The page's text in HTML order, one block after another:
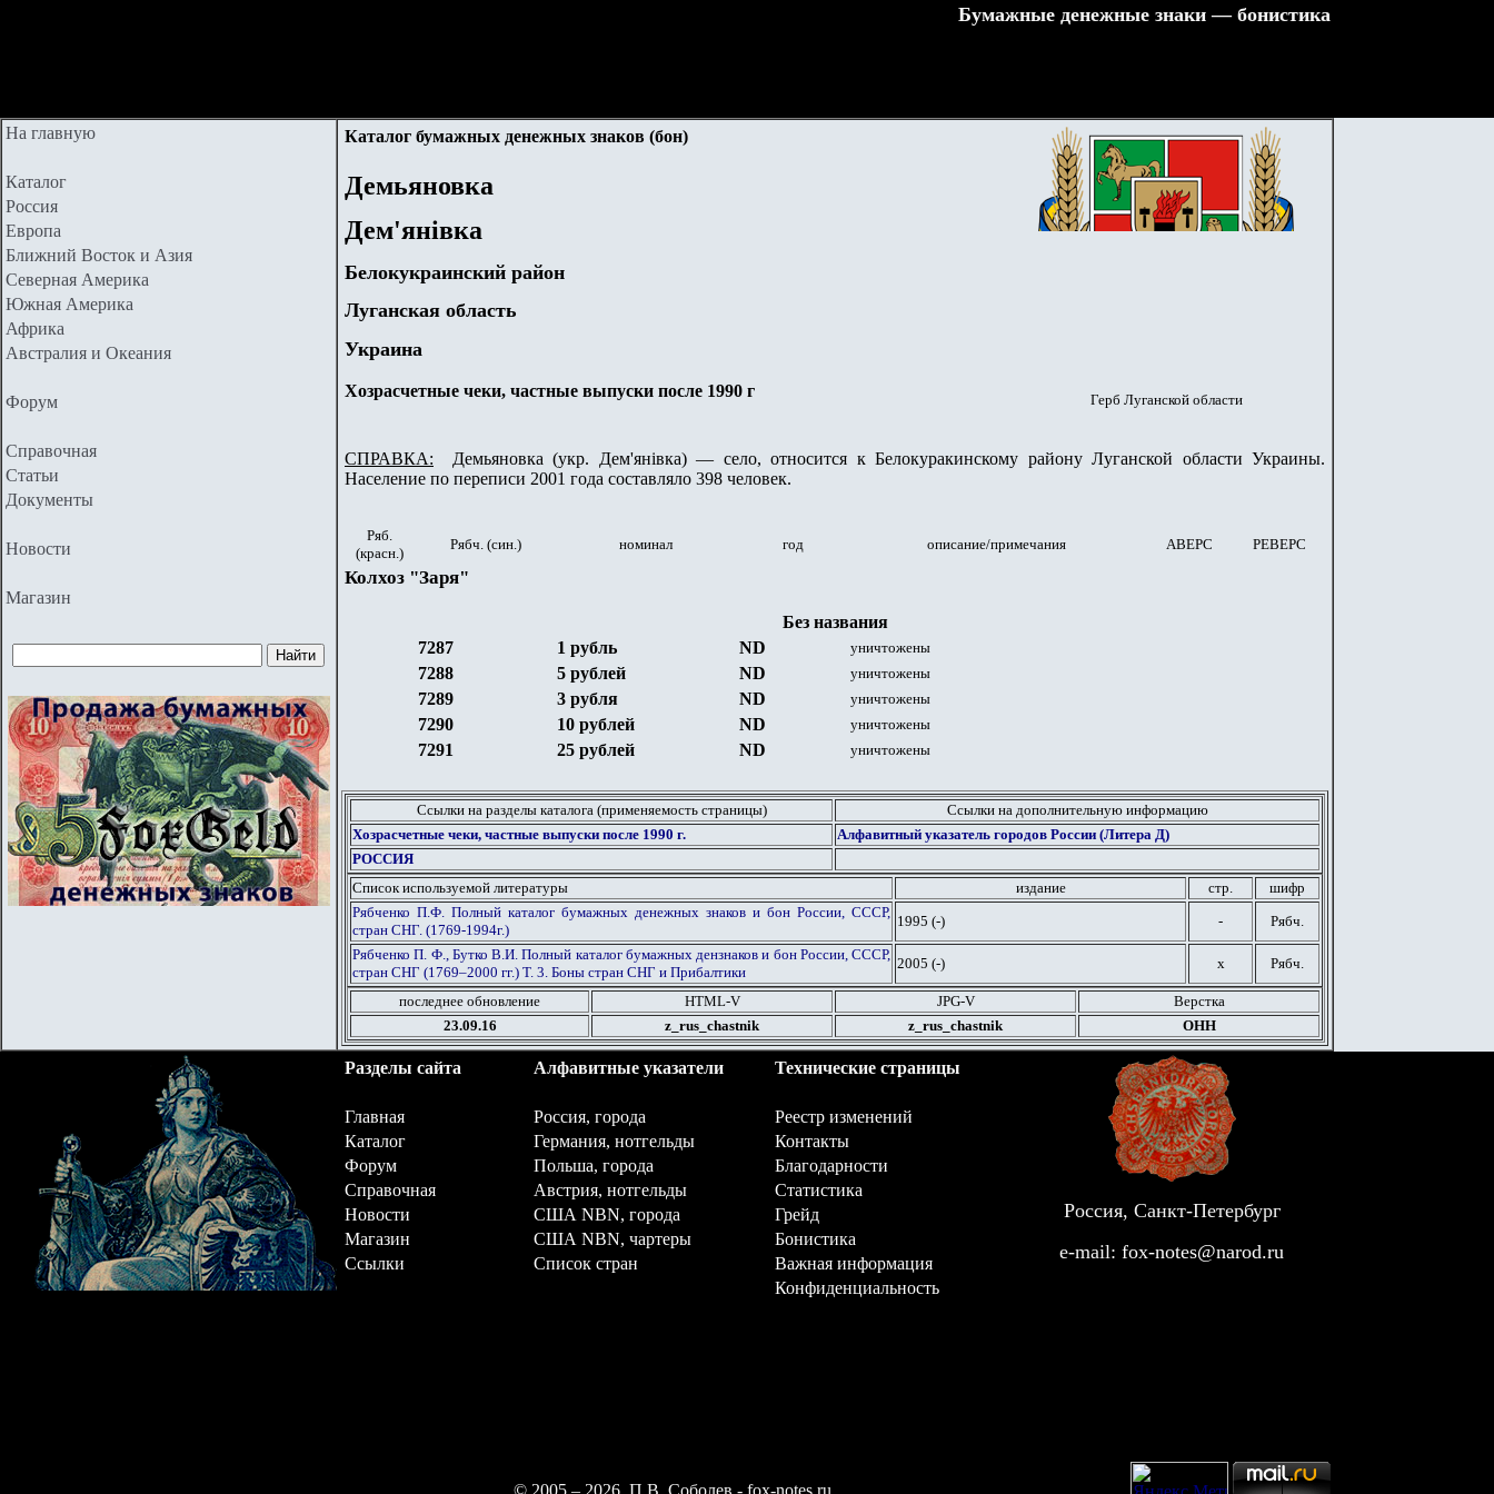
Бумажные денежные знаки — бонистика
На главную
Каталог
Россия
Европа
Ближний Восток и Азия
Северная Америка
Южная Америка
Африка
Австралия и Океания
Форум
Справочная
Статьи
Документы
Новости
Магазин
Каталог бумажных денежных знаков (бон)
Демьяновка
Дем'янівка
Белокукраинский район
Луганская область
Украина
Хозрасчетные чеки, частные выпуски после 1990 г Герб Луганской области
СПРАВКА: Демьяновка (укр. Дем'янівка) — село, относится к Белокуракинскому району Луганской области Украины.
Население по переписи 2001 года составляло 398 человек.
Ряб.
(красн.)
Рябч. (син.) номинал год описание/примечания АВЕРС РЕВЕРС
Колхоз "Заря"
Без названия
7287
1 рубль ND уничтожены
7288 5 рублей ND уничтожены
7289 3 рубля ND уничтожены
7290 10 рублей ND уничтожены
7291 25 рублей ND уничтожены
Ссылки на разделы каталога (применяемость страницы)
Ссылки на дополнительную информацию
Хозрасчетные чеки, частные выпуски после 1990 г.
Алфавитный указатель городов России (Литера Д)
РОССИЯ
Список используемой литературы
издание стр.
шифр
Рябченко П.Ф. Полный каталог бумажных денежных знаков и бон России, СССР,
стран СНГ. (1769-1994г.)
1995 (-) -
Рябч.
Рябченко П. Ф., Бутко В.И. Полный каталог бумажных дензнаков и бон России, СССР,
стран СНГ (1769–2000 гг.) Т. 3. Боны стран СНГ и Прибалтики
2005 (-) х Рябч.
последнее обновление HTML-V JPG-V
Верстка
23.09.16
z_rus_chastnik z_rus_chastnik ОНН
Разделы сайта Алфавитные указатели Технические страницы
Главная Россия, города
Реестр изменений
Каталог
Германия, нотгельды
Контакты
Форум
Польша, города
Благодарности
Справочная
Австрия, нотгельды
Статистика
Новости
США NBN, города
Грейд
Магазин
США NBN, чартеры
Бонистика
Ссылки
Список стран
Важная информация
Конфиденциальность
Россия, Санкт-Петербург
e-mail: fox-notes@narod.ru
© 2005 – 2026, П.В. Соболев - fox-notes.ru.